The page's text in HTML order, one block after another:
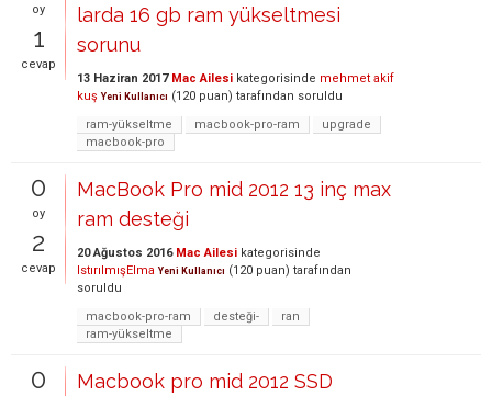
oy
1
cevap
larda 16 gb ram yükseltmesi
sorunu
13 Haziran 2017 Mac Ailesi kategorisinde mehmet akif
kuş Yeni Kullanıcı (120 puan) tarafından soruldu
ram-yükseltme
macbook-pro-ram
upgrade
macbook-pro
0
oy
2
cevap
MacBook Pro mid 2012 13 inç max
ram desteği
20 Ağustos 2016 Mac Ailesi kategorisinde
IstırılmışElma Yeni Kullanıcı (120 puan) tarafından
soruldu
macbook-pro-ram
desteği-
ran
ram-yükseltme
0
Macbook pro mid 2012 SSD